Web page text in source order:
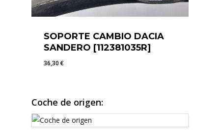
SOPORTE CAMBIO DACIA
SANDERO [112381035R]
36,30€
Coche de origen: